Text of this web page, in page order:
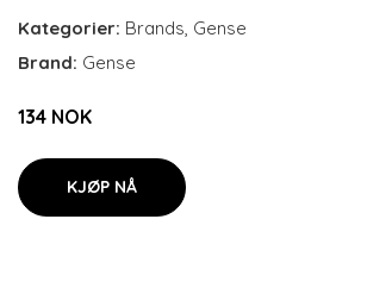
Kategorier: Brands, Gense
Brand: Gense
134 NOK
KJØP NÅ